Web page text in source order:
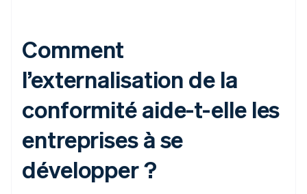
Comment
l’externalisation de la
conformité aide-t-elle les
entreprises à se
développer ?